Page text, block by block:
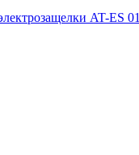
AT-ES 01